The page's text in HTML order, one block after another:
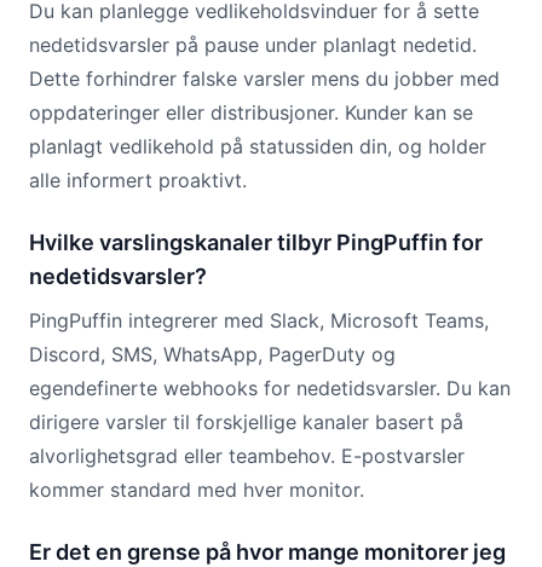
Du kan planlegge vedlikeholdsvinduer for å sette
nedetidsvarsler på pause under planlagt nedetid.
Dette forhindrer falske varsler mens du jobber med
oppdateringer eller distribusjoner. Kunder kan se
planlagt vedlikehold på statussiden din, og holder
alle informert proaktivt.
Hvilke varslingskanaler tilbyr PingPuffin for
nedetidsvarsler?
PingPuffin integrerer med Slack, Microsoft Teams,
Discord, SMS, WhatsApp, PagerDuty og
egendefinerte webhooks for nedetidsvarsler. Du kan
dirigere varsler til forskjellige kanaler basert på
alvorlighetsgrad eller teambehov. E-postvarsler
kommer standard med hver monitor.
Er det en grense på hvor mange monitorer jeg